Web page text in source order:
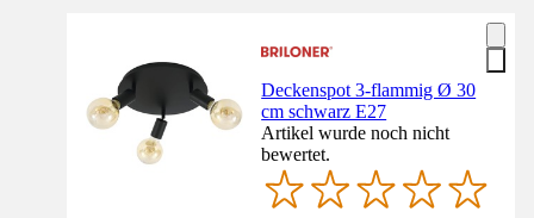
Deckenspot 3-flammig Ø 30
cm schwarz E27
Artikel wurde noch nicht
bewertet.